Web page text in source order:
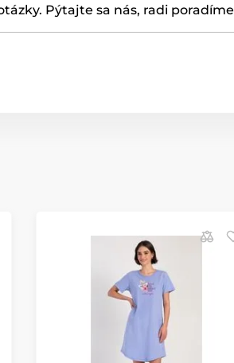
Pýtajte sa nás, radi poradíme